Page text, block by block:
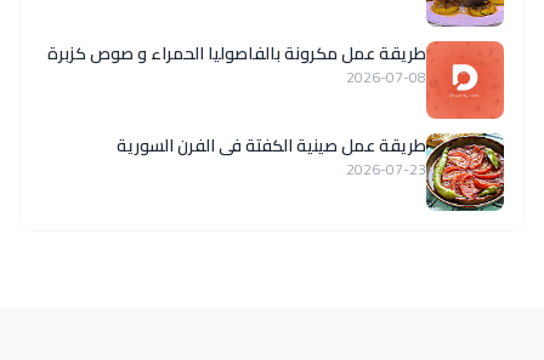
طريقة عمل مكرونة بالفاصوليا الحمراء و صوص كزبرة
2026-07-08
طريقة عمل صينية الكفتة فى الفرن السورية
2026-07-23